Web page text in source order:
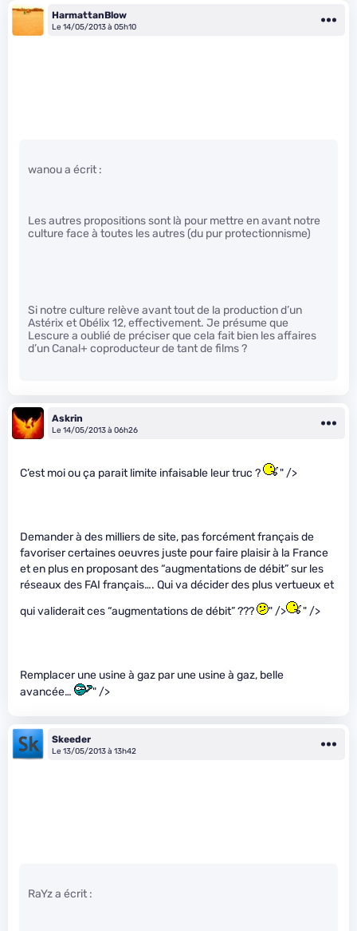
HarmattanBlow
Le 14/05/2013 à 05h10
wanou a écrit :
Les autres propositions sont là pour mettre en avant notre
culture face à toutes les autres (du pur protectionnisme)
Si notre culture relève avant tout de la production d’un
Astérix et Obélix 12, effectivement. Je présume que
Lescure a oublié de préciser que cela fait bien les affaires
d’un Canal+ coproducteur de tant de films ?
Askrin
Le 14/05/2013 à 06h26
C’est moi ou ça parait limite infaisable leur truc ? " />
Demander à des milliers de site, pas forcément français de
favoriser certaines oeuvres juste pour faire plaisir à la France
et en plus en proposant des “augmentations de débit” sur les
réseaux des FAI français…. Qui va décider des plus vertueux et
qui validerait ces “augmentations de débit” ???
" /> " />
Remplacer une usine à gaz par une usine à gaz, belle
avancée…
" />
Skeeder
Le 13/05/2013 à 13h42
RaYz a écrit :